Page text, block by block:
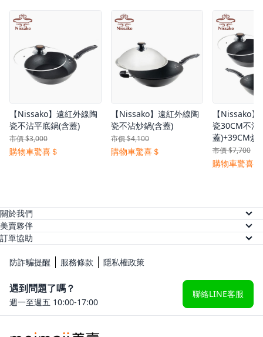
【Nissako】遠紅外線陶
瓷不沾平底鍋(含蓋)
市價 $3,000
購物車驚喜＄
【Nissako】遠紅外線陶
瓷不沾炒鍋(含蓋)
市價 $4,100
購物車驚喜＄
【Nissako
瓷30CM不沾
蓋)+39CM炒
市價 $7,700
購物車驚喜＄
關於我們
關於美賣
人才招募
美賣夥伴
供應商註冊
網紅註冊
訂單協助
防詐騙提醒 服務條款 隱私權政策
遇到問題了嗎？
週一至週五 10:00-17:00
聯絡LINE客服